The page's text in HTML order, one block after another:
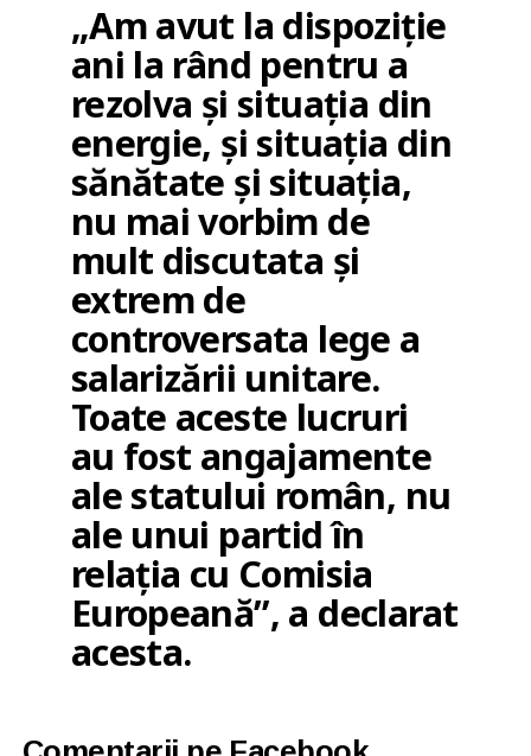
„Am avut la dispoziție
ani la rând pentru a
rezolva și situația din
energie, și situația din
sănătate și situația,
nu mai vorbim de
mult discutata și
extrem de
controversata lege a
salarizării unitare.
Toate aceste lucruri
au fost angajamente
ale statului român, nu
ale unui partid în
relația cu Comisia
Europeană”, a declarat
acesta.